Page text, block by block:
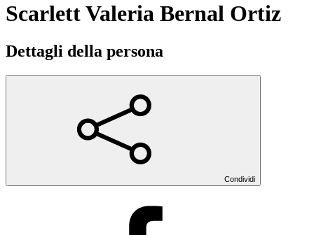
Scarlett Valeria Bernal Ortiz
Dettagli della persona
Condividi